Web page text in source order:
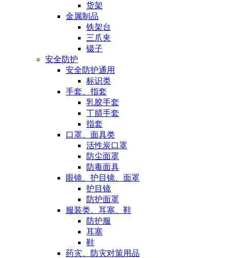
货架
金属制品
铁架台
三爪夹
镊子
安全防护
安全防护通用
标识类
手套、指套
乳胶手套
丁腈手套
指套
口罩、面具类
活性炭口罩
防尘面罩
防毒面具
眼镜、护目镜、面罩
护目镜
防护面罩
服装类、耳塞、鞋
防护服
耳塞
鞋
药灾、防灾对策用品